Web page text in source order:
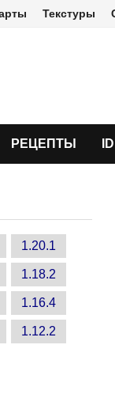
Текстуры
РЕЦЕПТЫ
1.20.1
1.18.2
1.16.4
1.12.2